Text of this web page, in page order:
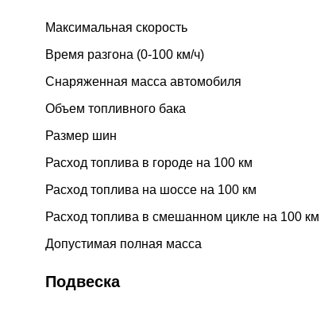
Максимальная скорость
Время разгона (0-100 км/ч)
Снаряженная масса автомобиля
Объем топливного бака
Размер шин
Расход топлива в городе на 100 км
Расход топлива на шоссе на 100 км
Расход топлива в смешанном цикле на 100 км
Допустимая полная масса
Подвеска